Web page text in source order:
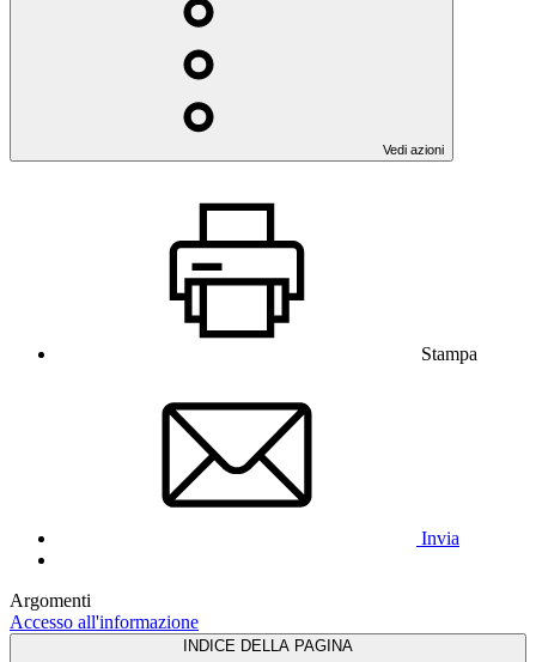
Vedi azioni
Stampa
Invia
Argomenti
Accesso all'informazione
INDICE DELLA PAGINA